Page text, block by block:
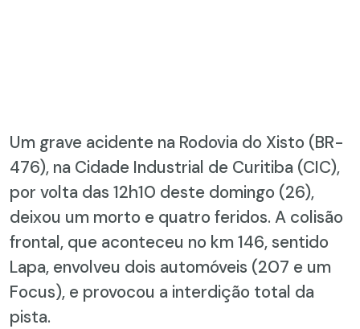
Um grave acidente na Rodovia do Xisto (BR-
476), na Cidade Industrial de Curitiba (CIC),
por volta das 12h10 deste domingo (26),
deixou um morto e quatro feridos. A colisão
frontal, que aconteceu no km 146, sentido
Lapa, envolveu dois automóveis (207 e um
Focus), e provocou a interdição total da
pista.